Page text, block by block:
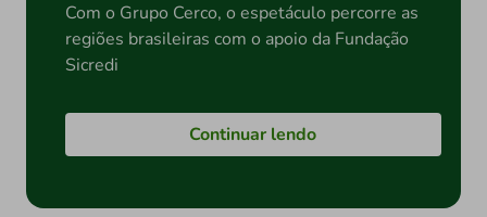
Com o Grupo Cerco, o espetáculo percorre as
regiões brasileiras com o apoio da Fundação
Sicredi
Continuar lendo